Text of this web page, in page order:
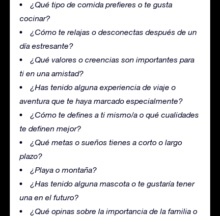
¿Qué tipo de comida prefieres o te gusta
cocinar?
¿Cómo te relajas o desconectas después de un
día estresante?
¿Qué valores o creencias son importantes para
ti en una amistad?
¿Has tenido alguna experiencia de viaje o
aventura que te haya marcado especialmente?
¿Cómo te defines a ti mismo/a o qué cualidades
te definen mejor?
¿Qué metas o sueños tienes a corto o largo
plazo?
¿Playa o montaña?
¿Has tenido alguna mascota o te gustaría tener
una en el futuro?
¿Qué opinas sobre la importancia de la familia o